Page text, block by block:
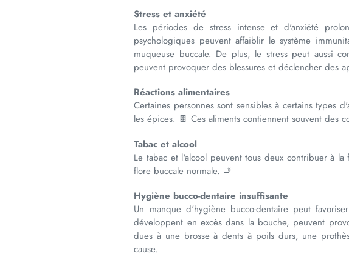
Stress et anxiété
Les périodes de stress intense et d'anxiété
psychologiques peuvent affaiblir le système
muqueuse buccale. De plus, le stress peut aussi
peuvent provoquer des blessures et déclencher des
Réactions alimentaires
Certaines personnes sont sensibles à certains types
les épices. 🍫 Ces aliments contiennent souvent des
Tabac et alcool
Le tabac et l'alcool peuvent tous deux contribuer à
flore buccale normale. 🚬
Hygiène bucco-dentaire insuffisante
Un manque d'hygiène bucco-dentaire peut
développent en excès dans la bouche, peuvent
dues à une brosse à dents à poils durs, une
cause.